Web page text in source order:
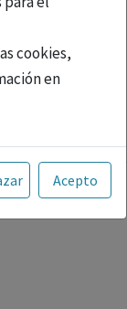
cookies,
en
Web está
y, por
legalmente
Acepto